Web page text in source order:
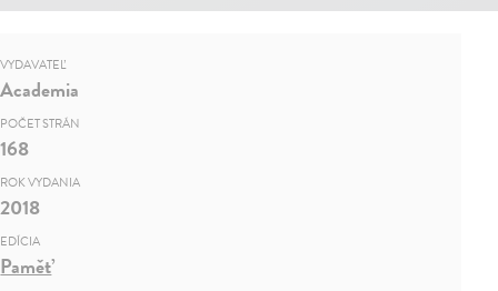
VYDAVATEĽ
Academia
POČET STRÁN
168
ROK VYDANIA
2018
EDÍCIA
Paměť